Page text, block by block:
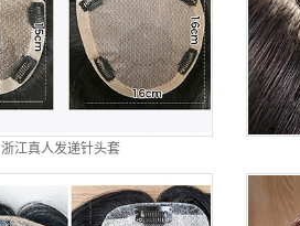
浙江真人发递针头套